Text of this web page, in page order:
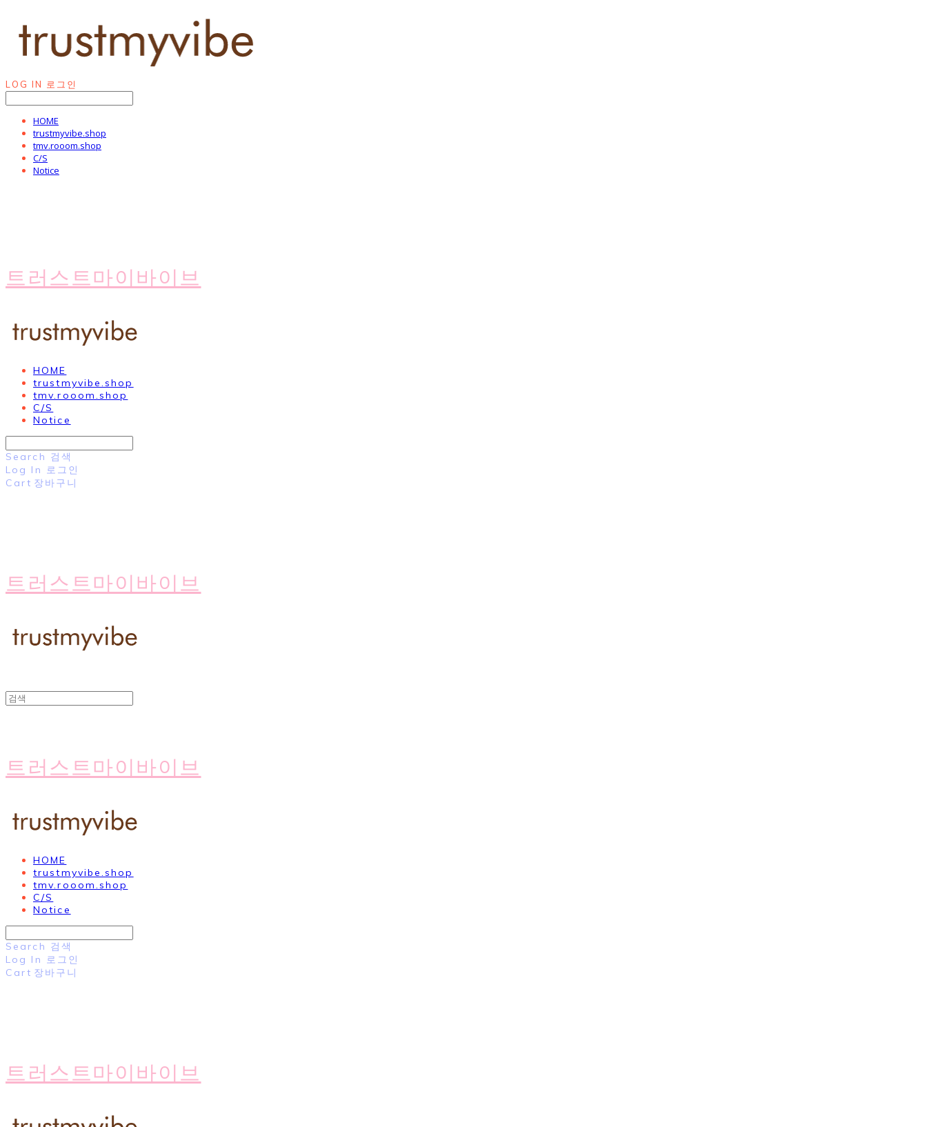
LOG IN 로그인
HOME
trustmyvibe.shop
tmv.rooom.shop
C/S
Notice
트러스트마이바이브
HOME
trustmyvibe.shop
tmv.rooom.shop
C/S
Notice
Search 검색
Log In
로그인
Cart 장바구니
트러스트마이바이브
트러스트마이바이브
HOME
trustmyvibe.shop
tmv.rooom.shop
C/S
Notice
Search 검색
Log In 로그인
Cart 장바구니
트러스트마이바이브